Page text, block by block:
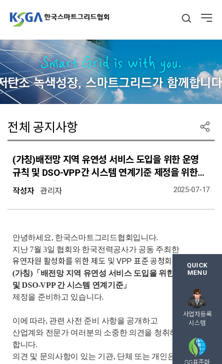
QUICK
MENU
사업자등록
시스템
SG표준화
전체 공지사항
(가칭)배전망 지역 유연성 서비스 도입을 위한 운영
규칙 및 DSO-VPP간 시스템 연계기준 제정을 위한
의견수렴 알림
작성자 관리자 2025-07-17
안녕하세요, 한국스마트그리드협회입니다.
지난 7월 3일 협회와 한국전력공사가 공동 주최한
유연자원 활성화를 위한 제도 및 VPP 표준 공청회
이후,
(가칭)「 배전망 지역 유연성 서비스 도입을 위한 운영 규칙
및DSO-VPP 간 시스템 연계기준」
제정을 준비하고 있습니다.
이에 따라, 관련 사전 준비 사항을 공개하고
산업계와 전문가 여러분의 소중한 의견을 청취하고자
합니다.
의견 및 문의사항이 있는 기관, 단체 또는 개인은